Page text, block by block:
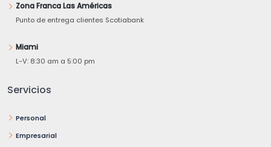
Zona Franca Las Américas
Punto de entrega clientes Scotiabank
Miami
L-V: 8:30 am a 5:00 pm
Servicios
Personal
Empresarial